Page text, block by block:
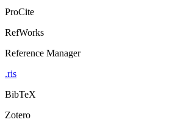
ProCite
RefWorks
Reference Manager
.ris
BibTeX
Zotero